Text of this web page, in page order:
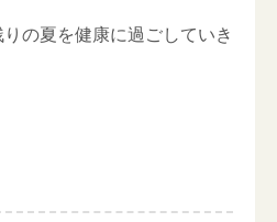
の夏を健康に過ごしていき